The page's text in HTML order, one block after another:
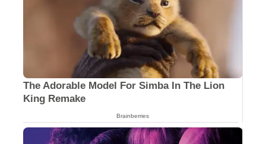
The Adorable Model For Simba In The Lion
King Remake
Brainberries